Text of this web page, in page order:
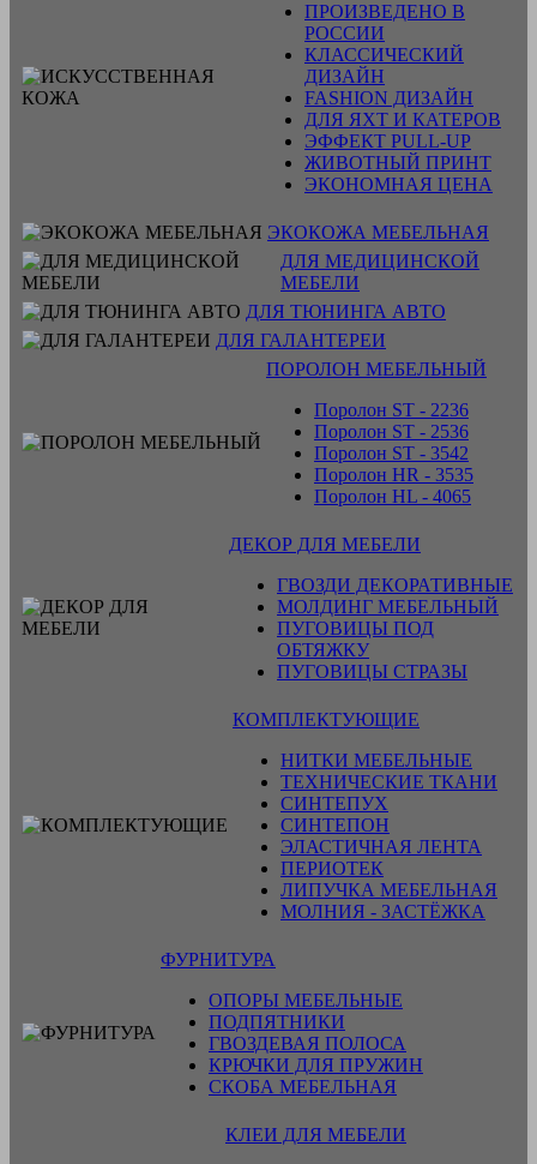
ПРОИЗВЕДЕНО В
РОССИИ
КЛАССИЧЕСКИЙ
ДИЗАЙН
FASHION ДИЗАЙН
ДЛЯ ЯХТ И КАТЕРОВ
ЭФФЕКТ PULL-UP
ЖИВОТНЫЙ ПРИНТ
ЭКОНОМНАЯ ЦЕНА
ЭКОКОЖА МЕБЕЛЬНАЯ
ДЛЯ МЕДИЦИНСКОЙ
МЕБЕЛИ
ДЛЯ ТЮНИНГА АВТО
ДЛЯ ГАЛАНТЕРЕИ
ПОРОЛОН МЕБЕЛЬНЫЙ
Поролон ST - 2236
Поролон ST - 2536
Поролон ST - 3542
Поролон HR - 3535
Поролон HL - 4065
ДЕКОР ДЛЯ МЕБЕЛИ
ГВОЗДИ ДЕКОРАТИВНЫЕ
МОЛДИНГ МЕБЕЛЬНЫЙ
ПУГОВИЦЫ ПОД
ОБТЯЖКУ
ПУГОВИЦЫ СТРАЗЫ
КОМПЛЕКТУЮЩИЕ
НИТКИ МЕБЕЛЬНЫЕ
ТЕХНИЧЕСКИЕ ТКАНИ
СИНТЕПУХ
СИНТЕПОН
ЭЛАСТИЧНАЯ ЛЕНТА
ПЕРИОТЕК
ЛИПУЧКА МЕБЕЛЬНАЯ
МОЛНИЯ - ЗАСТЁЖКА
ФУРНИТУРА
ОПОРЫ МЕБЕЛЬНЫЕ
ПОДПЯТНИКИ
ГВОЗДЕВАЯ ПОЛОСА
КРЮЧКИ ДЛЯ ПРУЖИН
СКОБА МЕБЕЛЬНАЯ
КЛЕИ ДЛЯ МЕБЕЛИ